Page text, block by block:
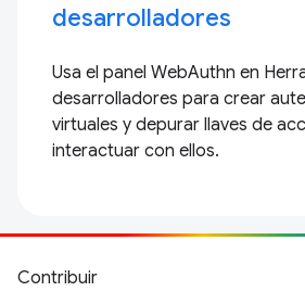
desarrolladores
Usa el panel WebAuthn en
desarrolladores para crear
virtuales y depurar llaves de
interactuar con ellos.
Contribuir